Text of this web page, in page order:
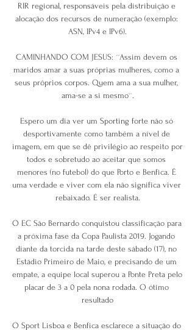
RIR regional, responsáveis pela distribuição e
alocação dos recursos de numeração (exemplo:
ASN, IPv4 e IPv6).
CAMINHANDO COM JESUS: ´´Assim devem os
maridos amar a suas próprias mulheres, como a
seus próprios corpos. Quem ama a sua mulher,
ama-se a si mesmo``.
Espero um dia ver um Sporting forte não só
desportivamente como também a nível de
imagem, em que se dê privilégio ao respeito por
todos e sobretudo ao aceitar que somos
menores (no futebol) do que Porto e Benfica. É
uma verdade e viver com ela não significa viver
rebaixado. É ser realista.
O EC São Bernardo conquistou classificação para
a próxima fase da Copa Paulista 2019. Jogando
diante da torcida na tarde deste sábado (17), no
Estádio Primeiro de Maio, e precisando de um
empate, a equipe local superou a Ponte Preta pelo
placar de 3 a 0 pela nona rodada. O ótimo
resultado
O Sport Lisboa e Benfica esclarece a situação do